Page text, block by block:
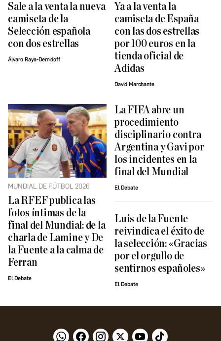
Sale a la venta la nueva
camiseta de la
Selección española
con dos estrellas
Álvaro Raya-Demidoff
Ya a la venta la
camiseta de España
con las dos estrellas
por 100 euros en la
tienda oficial de
Adidas
David Marchante
MUNDIAL DE FÚTBOL 2026
La RFEF publica las
fotos íntimas de la
final del Mundial: de la
charla de Lamine y De
la Fuente a la calma de
Ferran
El Debate
La FIFA abre un
procedimiento
disciplinario contra
Argentina y Gavi por
los incidentes en la
final del Mundial
El Debate
Luis de la Fuente
reivindica el éxito de
la selección: «Gracias
por el orgullo de
sentirnos españoles»
El Debate